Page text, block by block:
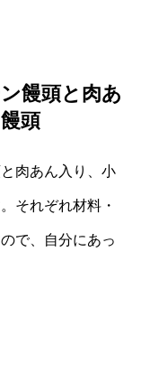
饅頭と肉あ
頭
肉あん入り、小
それぞれ材料・
で、自分にあっ